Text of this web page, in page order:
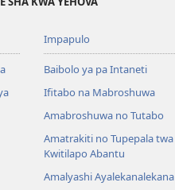
Impapulo
Baibolo ya pa Intaneti
Ifitabo na Mabroshuwa
Amabroshuwa no Tutabo
Amatrakiti no Tupepala twa
Kwitilapo Abantu
Amalyashi Ayalekanalekana